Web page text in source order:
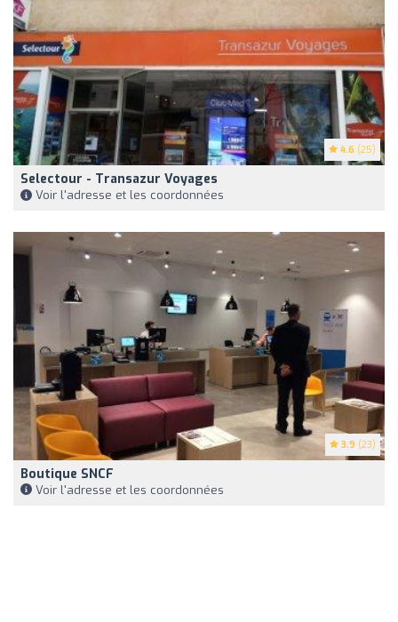
4.6 (25)
Selectour - Transazur Voyages
Voir l'adresse et les coordonnées
3.9 (23)
Boutique SNCF
Voir l'adresse et les coordonnées